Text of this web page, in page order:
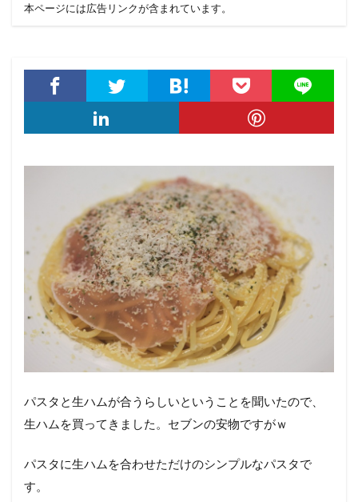
本ページには広告リンクが含まれています。
パスタと生ハムが合うらしいということを聞いたので、
生ハムを買ってきました。セブンの安物ですがｗ
パスタに生ハムを合わせただけのシンプルなパスタで
す。